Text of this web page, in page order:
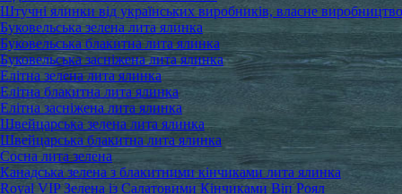
Штучні ялинки від українських виробників, власне виробництво
Буковельська зелена лита ялинка
Буковельська блакитна лита ялинка
Буковельська засніжена лита ялинка
Елітна зелена лита ялинка
Елітна блакитна лита ялинка
Елітна засніжена лита ялинка
Швейцарська зелена лита ялинка
Швейцарська блакитна лита ялинка
Сосна лита зелена
Канадська зелена з блакитними кінчиками лита ялинка
Royal VIP Зелена із Салатовими Кінчиками Віп Роял